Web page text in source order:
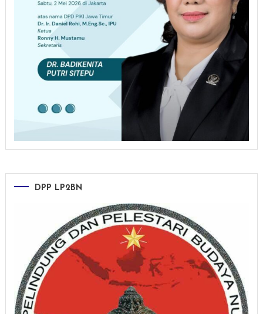
DPP LP2BN